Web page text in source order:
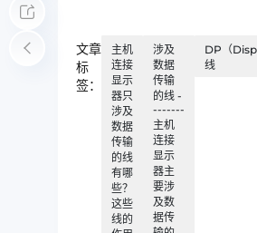
文章
标
签：
主机
连接
显示
器只
涉及
数据
传输
的线
有哪
些？
这些
线的
涉及
数据
传输
的线 -
-------
主机
连接
显示
器主
要涉
及数
据传
DP（
线